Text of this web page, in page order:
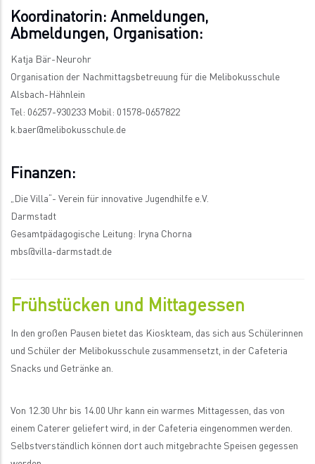
Koordinatorin: Anmeldungen,
Abmeldungen, Organisation:
Katja Bär-Neurohr
Organisation der Nachmittagsbetreuung für die Melibokusschule
Alsbach-Hähnlein
Tel: 06257-930233 Mobil: 01578-0657822
k.baer@melibokusschule.de
Finanzen:
„Die Villa“- Verein für innovative Jugendhilfe e.V.
Darmstadt
Gesamtpädagogische Leitung: Iryna Chorna
mbs@villa-darmstadt.de
Frühstücken und Mittagessen
In den großen Pausen bietet das Kioskteam, das sich aus Schülerinnen
und Schüler der Melibokusschule zusammensetzt, in der Cafeteria
Snacks und Getränke an.
Von 12.30 Uhr bis 14.00 Uhr kann ein warmes Mittagessen, das von
einem Caterer geliefert wird, in der Cafeteria eingenommen werden.
Selbstverständlich können dort auch mitgebrachte Speisen gegessen